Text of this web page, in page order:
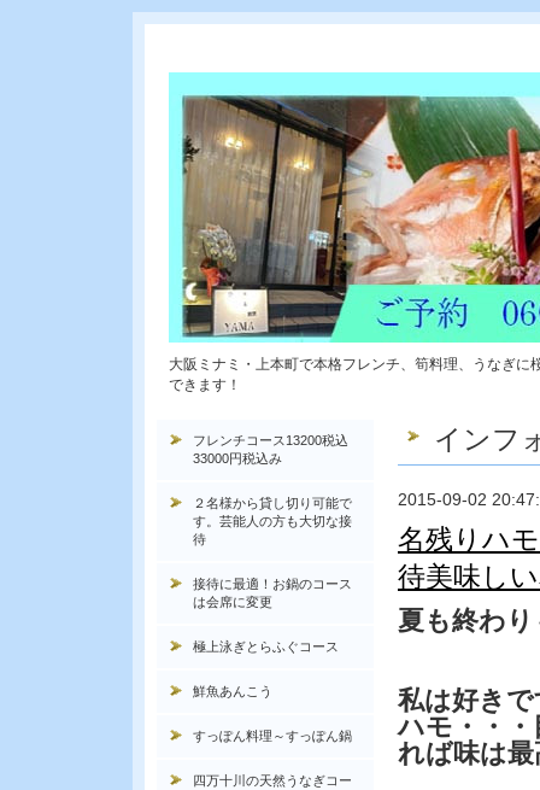
大阪ミナミ・上本町で本格フレンチ、筍料理、うなぎ
できます！
インフ
2015-09-02
名残りハ
待美味し
夏も終わ
私は好き
ハモ・・
れば味は
フレンチコース13200税込
33000円税込み
２名様から貸し切り可能で
す。芸能人の方も大切な接
待
接待に最適！お鍋のコース
は会席に変更
極上泳ぎとらふぐコース
鮮魚あんこう
すっぽん料理～すっぽん鍋
四万十川の天然うなぎコー